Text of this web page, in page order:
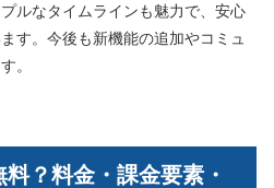
ルなタイムラインも魅力で、安心
す。今後も新機能の追加やコミュ
。
？料金・課金要素・